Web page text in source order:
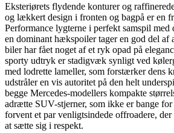
Eksteriørets flydende konturer og
og lækkert design i fronten og bagpå er en
Performance lygterne i perfekt samspil
en dominant hækspoiler tager en god del af
biler har fået noget af et ryk opad på
sporty udtryk er stadigvæk synligt ved
med lodrette lameller, som forstærker dens
udstråler en vis autoritet på den helt
begge Mercedes-modellers kompakte
adrætte SUV-stjerner, som ikke er bange
forvent et par venligtsindede offroadere,
at sætte sig i respekt.